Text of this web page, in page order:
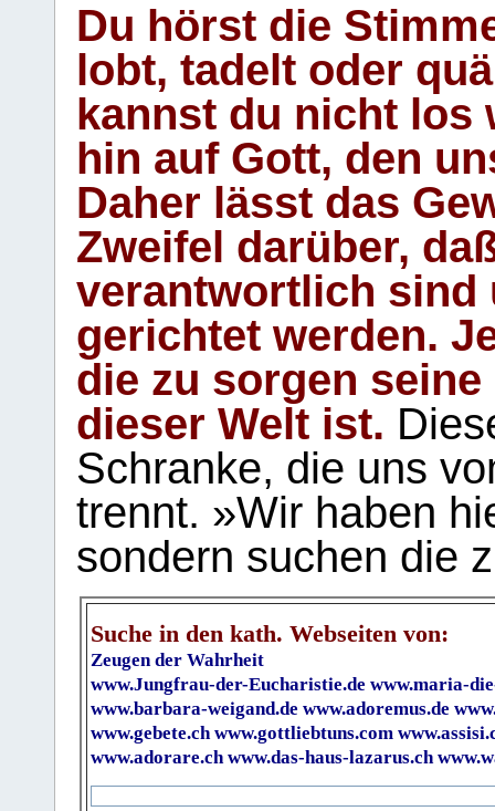
Du hörst die
lobt, tadelt oder
kannst du nicht los
hin auf Gott, den
Daher lässt das
Zweifel darüber,
verantwortlich sind
gerichtet werden.
die zu sorgen
dieser Welt ist.
Schranke, die uns
trennt. »Wir haben
sondern suchen die
Suche in den kath. Webseiten von:
Zeugen der Wahrheit
www.Jungfrau-der-Eucharistie.de www.maria-
www.barbara-weigand.de www.adoremus.de
www.gebete.ch www.gottliebtuns.com
www.adorare.ch www.das-haus-lazarus.ch